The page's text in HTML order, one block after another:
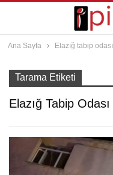
Ana Sayfa Elazığ tabip odası
Tarama Etiketi
Elazığ Tabip Odası